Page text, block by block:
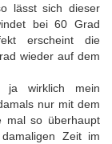
lässt sich dieser
bei 60 Grad
erscheint die
wieder auf dem
wirklich mein
nur mit dem
mal so überhaupt
Zeit im